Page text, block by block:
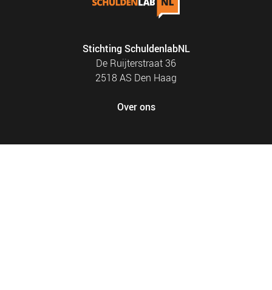
Stichting SchuldenlabNL
De Ruijterstraat 36
2518 AS Den Haag
Over ons